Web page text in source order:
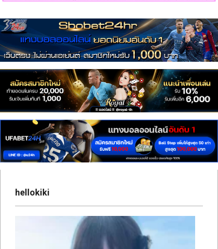
สวย
เน็ต
ไอ
ดอล
สาว
เซ็กซี่
สาว
ติ๊ก
ต็อก
ดาว
ทวิ
ต
เตอร์
ONLYFANS
Primary
Navigation
hellokiki